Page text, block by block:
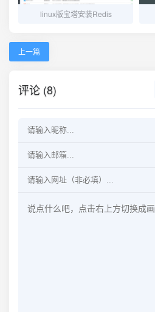
linux版宝塔安装Redis
上一篇
评论 (8)